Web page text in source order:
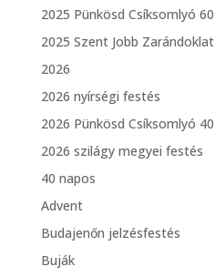
2025 Pünkösd Csíksomlyó 60
2025 Szent Jobb Zarándoklat
2026
2026 nyírségi festés
2026 Pünkösd Csíksomlyó 40
2026 szilágy megyei festés
40 napos
Advent
Budajenőn jelzésfestés
Buják